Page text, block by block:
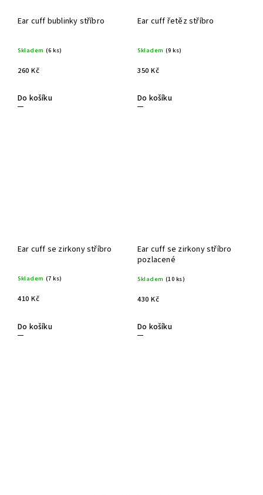
Ear cuff bublinky stříbro
Skladem (6 ks)
260 Kč
Do košíku
Ear cuff řetěz stříbro
Skladem (9 ks)
350 Kč
Do košíku
Ear cuff se zirkony stříbro
Skladem (7 ks)
410 Kč
Do košíku
Ear cuff se zirkony stříbro
pozlacené
Skladem (10 ks)
430 Kč
Do košíku